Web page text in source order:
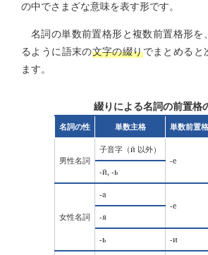
の中でさまざな意味を表す形です。
名詞の単数前置格形と複数前置格形を
るように語末の文字の綴りでまとめると
ます。
綴りによる名詞の前置格
名詞の性 単数主格 単数前置格
男性名詞
子音字（й以外）
-е
-й, -ь
女性名詞
-а
-е
-я
-ь
-и